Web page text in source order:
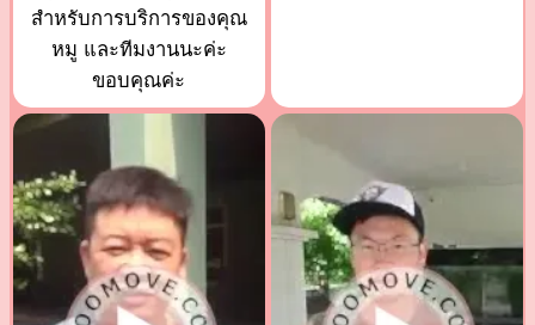
สำหรับการบริการของคุณ
หมู และทีมงานนะค่ะ
ขอบคุณค่ะ